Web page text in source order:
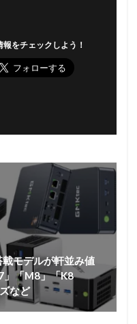
報をチェックしよう！
モデルが軒並み値
」「M8」「K8
など